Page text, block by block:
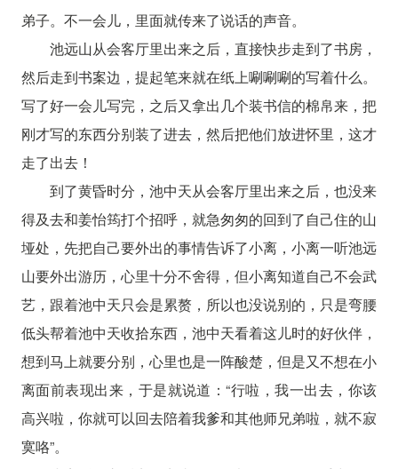
弟子。不一会儿，里面就传来了说话的声音。
池远山从会客厅里出来之后，直接快步走到了书房，
然后走到书案边，提起笔来就在纸上唰唰唰的写着什么。
写了好一会儿写完，之后又拿出几个装书信的棉帛来，把
刚才写的东西分别装了进去，然后把他们放进怀里，这才
走了出去！
到了黄昏时分，池中天从会客厅里出来之后，也没来
得及去和姜怡筠打个招呼，就急匆匆的回到了自己住的山
垭处，先把自己要外出的事情告诉了小离，小离一听池远
山要外出游历，心里十分不舍得，但小离知道自己不会武
艺，跟着池中天只会是累赘，所以也没说别的，只是弯腰
低头帮着池中天收拾东西，池中天看着这儿时的好伙伴，
想到马上就要分别，心里也是一阵酸楚，但是又不想在小
离面前表现出来，于是就说道：“行啦，我一出去，你该
高兴啦，你就可以回去陪着我爹和其他师兄弟啦，就不寂
寞咯”。